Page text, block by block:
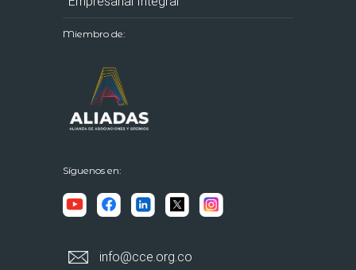
Miembro de:
Síguenos en:
info@cce.org.co